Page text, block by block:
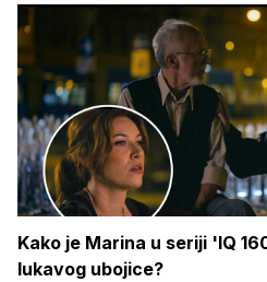
Kako je Marina u seriji 'IQ
lukavog ubojice?